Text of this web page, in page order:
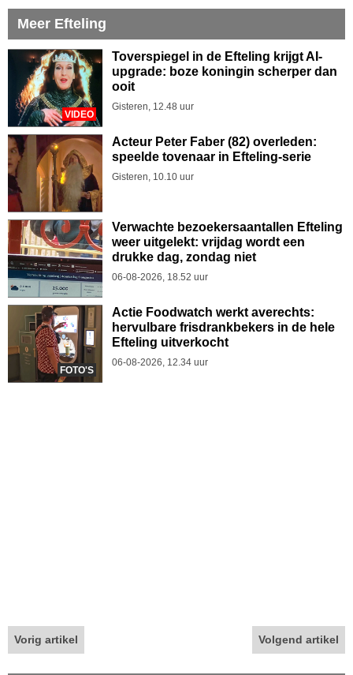
Meer Efteling
VIDEO
Toverspiegel in de Efteling krijgt AI-
upgrade: boze koningin scherper dan
ooit
Gisteren, 12.48 uur
Acteur Peter Faber (82) overleden:
speelde tovenaar in Efteling-serie
Gisteren, 10.10 uur
Verwachte bezoekersaantallen Efteling
weer uitgelekt: vrijdag wordt een
drukke dag, zondag niet
06-08-2026, 18.52 uur
FOTO'S
Actie Foodwatch werkt averechts:
hervulbare frisdrankbekers in de hele
Efteling uitverkocht
06-08-2026, 12.34 uur
Vorig artikel Volgend artikel